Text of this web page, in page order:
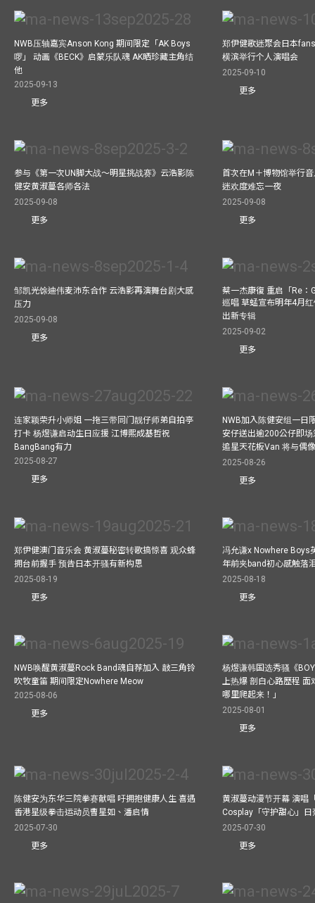
NWB压轴嘉宾Anson Kong 期间限定「AK Boys
啰」 动画《BECK》启蒙乐队魂 AK晒珍藏主角结
他
2025-09-13
更多
郑伊健歌迷聚会日本
横滨举行个人演唱会
2025-09-10
更多
参与《第一次UN脚大战～明星挑战赛》云浩影陈
健安黄淑蔓各师各法
2025-09-08
更多
首次在M＋博物馆举行
迷欢度难忘一夜
2025-09-08
更多
邹凯光馀迪伟麦沛东合作 云浩影再演舞台剧大感
压力
2025-09-08
更多
蔡一杰康復 重启「Re：
巡唱 草蜢宣布明年4月
出新专辑
2025-09-02
更多
连家颖荣升小师姐 一拖三带同门靓仔师弟自拍亭
打卡 杨煜谦启动生日应援 江博熙成基哲祝
BangBang有力
2025-08-27
更多
NWB加入陈健安组一日
安仔送出逾200公仔即
追星天花板Van 将与偶
2025-08-26
更多
郑伊健澳门音乐会 黄淑蔓秘密转歌搞惊喜 观众蜂
拥台前握手 预告日本开骚有新构思
2025-08-19
更多
冯允谦x Nowhere Boys
年前夹band初心感触落
2025-08-18
更多
NWB唤醒黄淑蔓Rock Band魂自荐加入 敲三角铃
吹牧童笛 期间限定Nowhere Meow
2025-08-06
更多
杨煜谦韩国选秀骚《
上热爆 剖白心路歷程 面
哪里爬起来！」
2025-08-01
更多
陈健安为东华三院拳赛献唱 吁拥抱健康人生 喜遇
香港星级拳击运动员曹星如、潘启情
2025-07-30
更多
黄淑蔓动漫节开幕 演唱
Cosplay「守护甜心」
2025-07-30
更多